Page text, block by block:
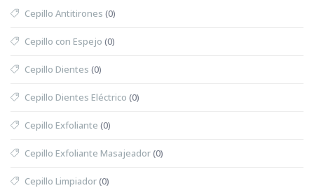
Cepillo Antitirones (0)
Cepillo con Espejo (0)
Cepillo Dientes (0)
Cepillo Dientes Eléctrico (0)
Cepillo Exfoliante (0)
Cepillo Exfoliante Masajeador(0)
Cepillo Limpiador(0)